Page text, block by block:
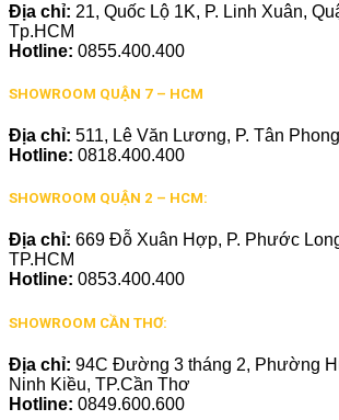
Địa chỉ: 21, Quốc Lộ 1K, P. Linh Xuân,
Tp.HCM
Hotline: 0855.400.400
SHOWROOM QUẬN 7 – HCM
Địa chỉ: 511, Lê Văn Lương, P. Tân
Hotline: 0818.400.400
SHOWROOM QUẬN 2 – HCM:
Địa chỉ: 669 Đỗ Xuân Hợp, P. Phước
TP.HCM
Hotline: 0853.400.400
SHOWROOM CẦN THƠ:
Địa chỉ: 94C Đường 3 tháng 2, Phường
Ninh Kiều, TP.Cần Thơ
Hotline: 0849.600.600